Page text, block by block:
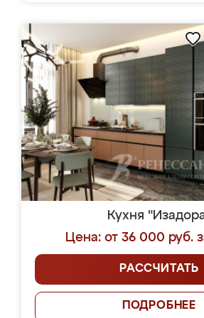
Кухня
Цена: от 36 000 руб.
РАССЧИТАТЬ
ПОДРОБНЕЕ